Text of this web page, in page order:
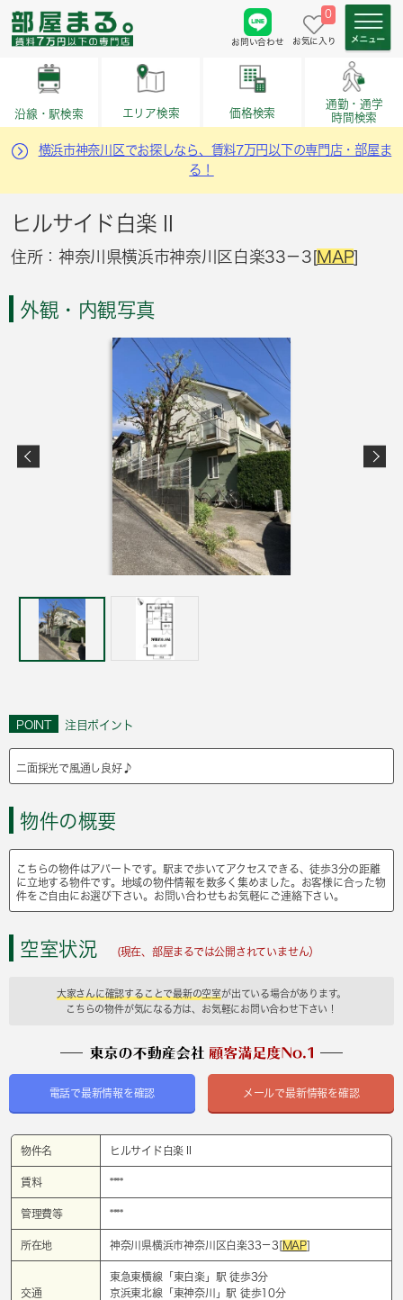
お問い合わせ
0
お気に入り
沿線・駅検索 エリア検索 価格検索
通勤・通学
時間検索
横浜市神奈川区でお探しなら、賃料7万円以下の専門店・部屋ま
る！
ヒルサイド白楽Ⅱ
住所：神奈川県横浜市神奈川区白楽33－3[MAP]
外観・内観写真
POINT 注目ポイント
二面採光で風通し良好♪
物件の概要
こちらの物件はアパートです。駅まで歩いてアクセスできる、徒歩3分の距離
に立地する物件です。地域の物件情報を数多く集めました。お客様に合った物
件をご自由にお選び下さい。お問い合わせもお気軽にご連絡下さい。
空室状況 (現在、部屋まるでは公開されていません）
大家さんに確認することで最新の空室が出ている場合があります。
こちらの物件が気になる方は、お気軽にお問い合わせ下さい！
電話で最新情報を確認 メールで最新情報を確認
物件名 ヒルサイド白楽Ⅱ
賃料 ****
管理費等 ****
所在地 神奈川県横浜市神奈川区白楽33－3[MAP]
交通
東急東横線「 東白楽」駅 徒歩3分
京浜東北線「 東神奈川
」駅 徒歩10分